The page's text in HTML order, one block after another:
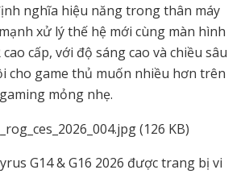
nghĩa hiệu năng trong thân máy
xử lý thế hệ mới cùng màn hình
cao cấp, với độ sáng cao và chiều sâu
cho game thủ muốn nhiều hơn trên
mỏng nhẹ.
G14 & G16 2026 được trang bị vi